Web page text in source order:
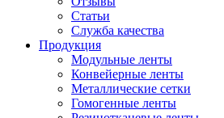
Статьи
Служба качества
Продукция
Модульные ленты
Конвейерные ленты
Металлические сетки
Гомогенные ленты